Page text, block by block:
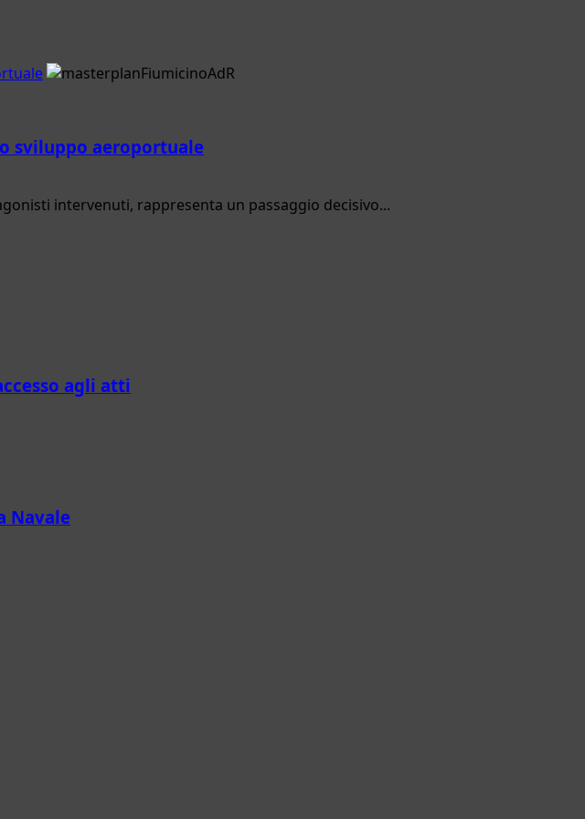
sviluppo aeroportuale
intervenuti, rappresenta un passaggio decisivo...
agli atti
Navale